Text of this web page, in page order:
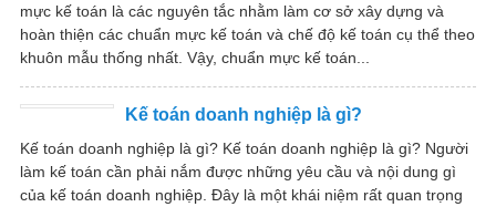
mực kế toán là các nguyên tắc nhằm làm cơ sở xây dựng và
hoàn thiện các chuẩn mực kế toán và chế độ kế toán cụ thể theo
khuôn mẫu thống nhất. Vậy, chuẩn mực kế toán...
Kế toán doanh nghiệp là gì?
Kế toán doanh nghiệp là gì? Kế toán doanh nghiệp là gì? Người
làm kế toán cần phải nắm được những yêu cầu và nội dung gì
của kế toán doanh nghiệp. Đây là một khái niệm rất quan trọng